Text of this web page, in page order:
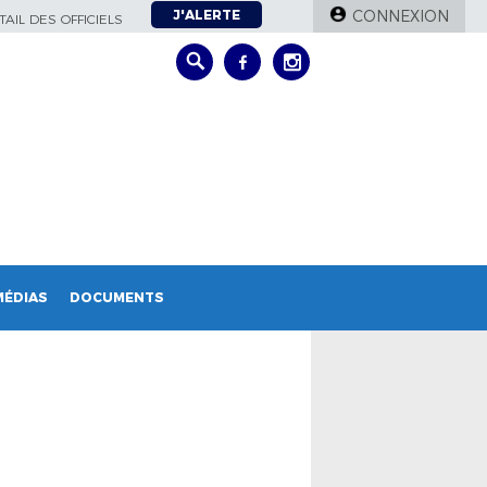
DES OFFICIELS J'ALERTE CONNEXION
DOCUMENTS